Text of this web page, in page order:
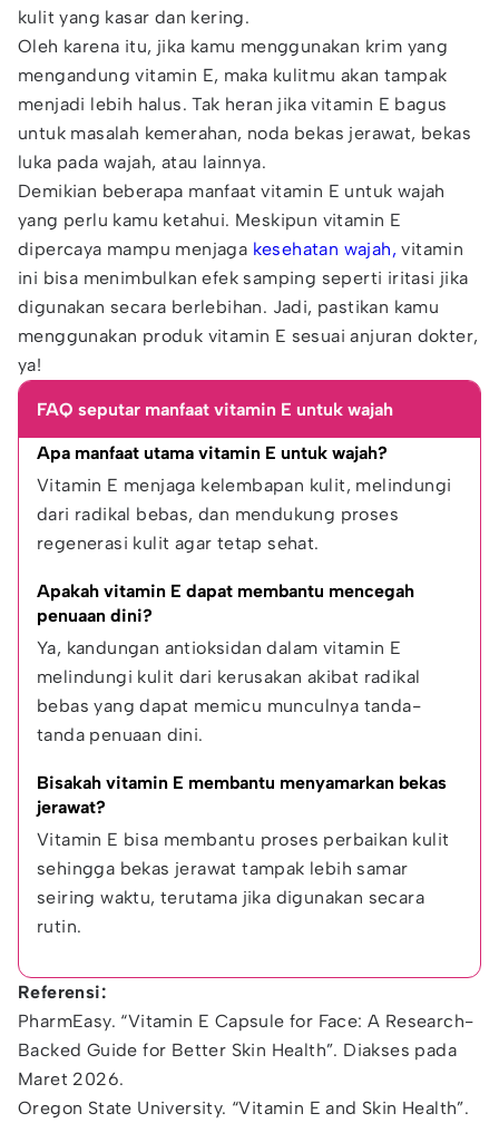
kulit yang kasar dan kering.
Oleh karena itu, jika kamu menggunakan krim yang
mengandung vitamin E, maka kulitmu akan tampak
menjadi lebih halus. Tak heran jika vitamin E bagus
untuk masalah kemerahan, noda bekas jerawat, bekas
luka pada wajah, atau lainnya.
Demikian beberapa manfaat vitamin E untuk wajah
yang perlu kamu ketahui. Meskipun vitamin E
dipercaya mampu menjaga kesehatan wajah, vitamin
ini bisa menimbulkan efek samping seperti iritasi jika
digunakan secara berlebihan. Jadi, pastikan kamu
menggunakan produk vitamin E sesuai anjuran dokter,
ya!
FAQ seputar manfaat vitamin E untuk wajah
Apa manfaat utama vitamin E untuk wajah?
Vitamin E menjaga kelembapan kulit, melindungi
dari radikal bebas, dan mendukung proses
regenerasi kulit agar tetap sehat.
Apakah vitamin E dapat membantu mencegah
penuaan dini?
Ya, kandungan antioksidan dalam vitamin E
melindungi kulit dari kerusakan akibat radikal
bebas yang dapat memicu munculnya tanda-
tanda penuaan dini.
Bisakah vitamin E membantu menyamarkan bekas
jerawat?
Vitamin E bisa membantu proses perbaikan kulit
sehingga bekas jerawat tampak lebih samar
seiring waktu, terutama jika digunakan secara
rutin.
Referensi:
PharmEasy. “Vitamin E Capsule for Face: A Research-
Backed Guide for Better Skin Health”. Diakses pada
Maret 2026.
Oregon State University. “Vitamin E and Skin Health”.